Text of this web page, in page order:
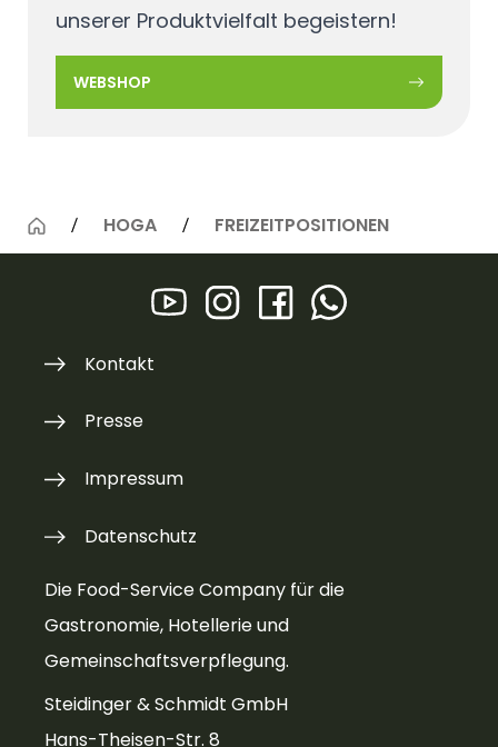
unserer Produktvielfalt begeistern!
WEBSHOP
HOGA FREIZEITPOSITIONEN
Die Food-Service Company für die
Gastronomie, Hotellerie und
Gemeinschaftsverpflegung.
Steidinger & Schmidt GmbH
Hans-Theisen-Str. 8
Kontakt
Presse
Impressum
Datenschutz